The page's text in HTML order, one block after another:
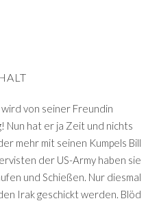
von seiner Freundin
Nun hat er ja Zeit und nichts
mehr mit seinen Kumpels Bill
der US-Army haben sie
und Schießen. Nur diesmal
Irak geschickt werden. Blöd